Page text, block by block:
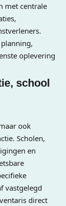
met centrale
oplevering
school
ook
Scholen,
en
vastgelegd
direct